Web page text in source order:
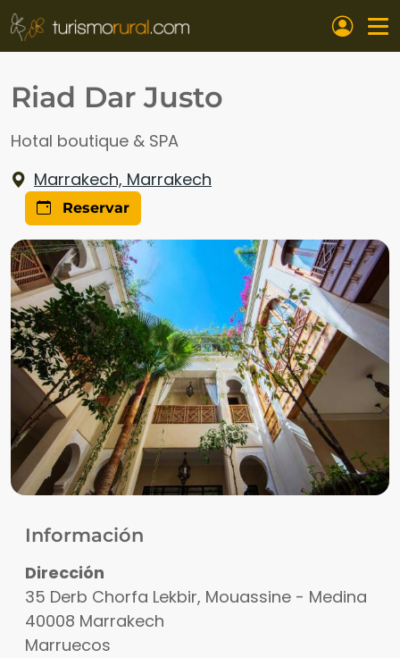
Pasar al contenido principal
Riad Dar Justo
Hotal boutique & SPA
Marrakech, Marrakech
Reservar
Información
Dirección
35 Derb Chorfa Lekbir, Mouassine - Medina
40008 Marrakech
Marruecos